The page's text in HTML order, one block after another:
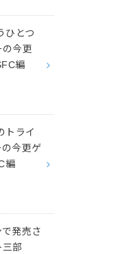
ひとつ
の今更
編
トライ
今更ゲ
編
発売さ
部